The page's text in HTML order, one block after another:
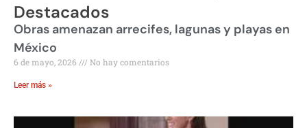
Destacados
Obras amenazan arrecifes, lagunas y playas en
México
6 de mayo, 2026 No hay comentarios
Leer más »